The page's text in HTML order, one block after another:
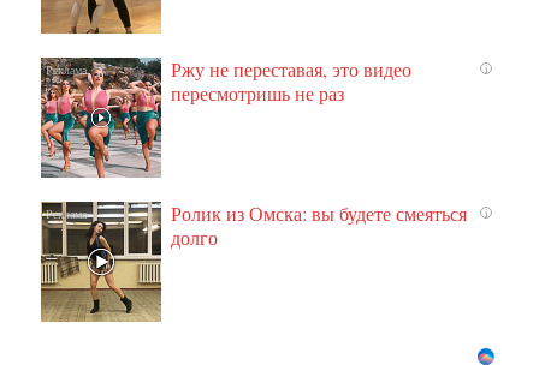
i
Ржу не переставая, это видео
пересмотришь не раз
i
Ролик из Омска: вы будете смеяться
долго